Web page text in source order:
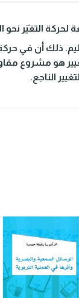
لحركة التغيّر
ذلك أن في حركة
هو مشروع
الناجع.